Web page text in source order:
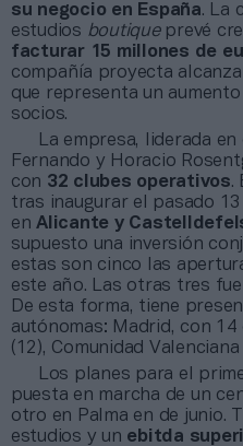
su negocio en España. La
estudios boutique prevé
facturar 15 millones de
compañía proyecta
que representa un
socios.
La empresa, liderada
Fernando y Horacio
con 32 clubes operativos.
tras inaugurar el pasado
enAlicante y
supuesto una inversión
estas son cinco las
este año. Las otras tres
De esta forma, tiene
autónomas: Madrid, con
(12), Comunidad
Los planes para el
puesta en marcha de un
otro en Palma en de junio.
estudios y un ebitda